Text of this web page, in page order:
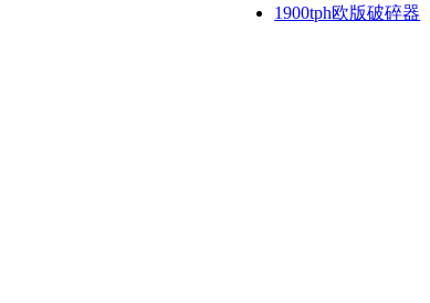
1900tph欧版破碎器